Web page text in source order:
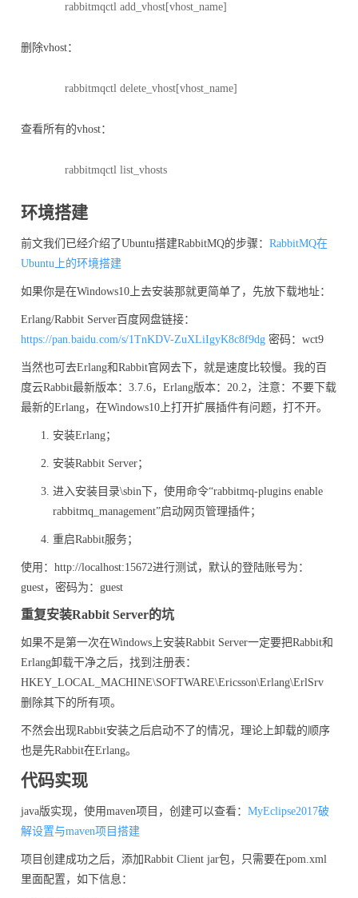
rabbitmqctl add_vhost[vhost_name]
删除vhost：
rabbitmqctl delete_vhost[vhost_name]
查看所有的vhost：
rabbitmqctl list_vhosts
环境搭建
前文我们已经介绍了Ubuntu搭建RabbitMQ的步骤： RabbitMQ在
Ubuntu上的环境搭建
如果你是在Windows10上去安装那就更简单了，先放下载地址：
Erlang/Rabbit Server百度网盘链接：
https://pan.baidu.com/s/1TnKDV-ZuXLiIgyK8c8f9dg 密码：wct9
当然也可去Erlang和Rabbit官网去下，就是速度比较慢。我的百
度云Rabbit最新版本：3.7.6，Erlang版本：20.2，注意：不要下载
最新的Erlang，在Windows10上打开扩展插件有问题，打不开。
安装Erlang；
安装Rabbit Server；
进入安装目录\sbin下，使用命令“rabbitmq-plugins enable
rabbitmq_management”启动网页管理插件；
重启Rabbit服务；
使用：http://localhost:15672进行测试，默认的登陆账号为：
guest，密码为：guest
重复安装Rabbit Server的坑
如果不是第一次在Windows上安装Rabbit Server一定要把Rabbit和
Erlang卸载干净之后，找到注册表：
HKEY_LOCAL_MACHINE\SOFTWARE\Ericsson\Erlang\ErlSrv
删除其下的所有项。
不然会出现Rabbit安装之后启动不了的情况，理论上卸载的顺序
也是先Rabbit在Erlang。
代码实现
java版实现，使用maven项目，创建可以查看： MyEclipse2017破
解设置与maven项目搭建
项目创建成功之后，添加Rabbit Client jar包，只需要在pom.xml
里面配置，如下信息：